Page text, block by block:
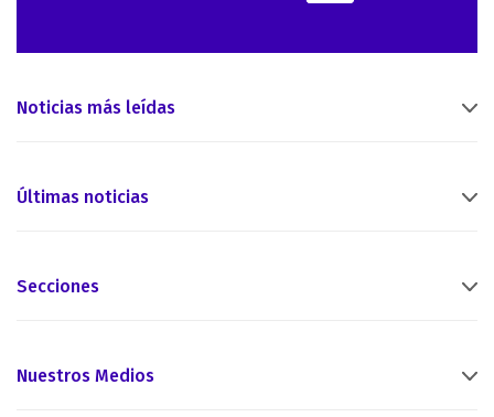
Noticias más leídas
Últimas noticias
Secciones
Nuestros Medios